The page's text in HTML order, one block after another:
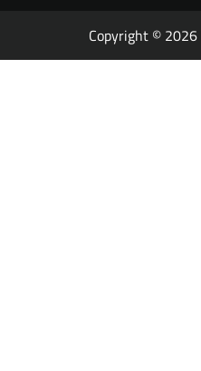
Copyright © 2026